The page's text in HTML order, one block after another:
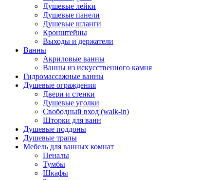
Душевые лейки
Душевые панели
Душевые шланги
Кронштейны
Выходы и держатели
Ванны
Акриловые ванны
Ванны из искусственного камня
Гидромассажные ванны
Душевые ограждения
Двери и стенки
Душевые уголки
Свободный вход (walk-in)
Шторки для ванн
Душевые поддоны
Душевые трапы
Мебель для ванных комнат
Пеналы
Тумбы
Шкафы